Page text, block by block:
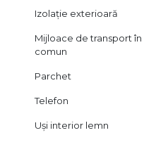
Izolație exterioară
Mijloace de transport în
comun
Parchet
Telefon
Uși interior lemn